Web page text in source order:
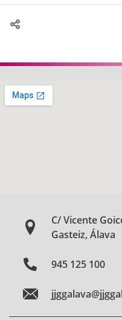
C/ Vicente
Gasteiz, Álava
945 125 100